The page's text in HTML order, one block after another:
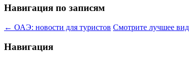
Навигация по записям
← ОАЭ: новости для туристов Смотрите лучшее
Навигация